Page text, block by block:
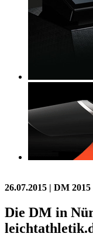
26.07.2015 | DM
Die DM in